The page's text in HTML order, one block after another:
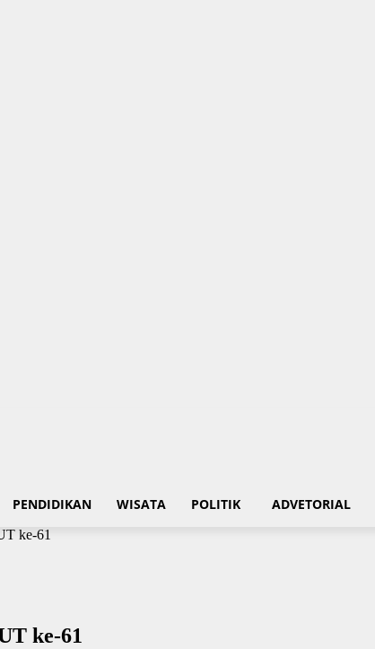
PENDIDIKAN WISATA POLITIK ADVETORIAL
ke-61
ke-61